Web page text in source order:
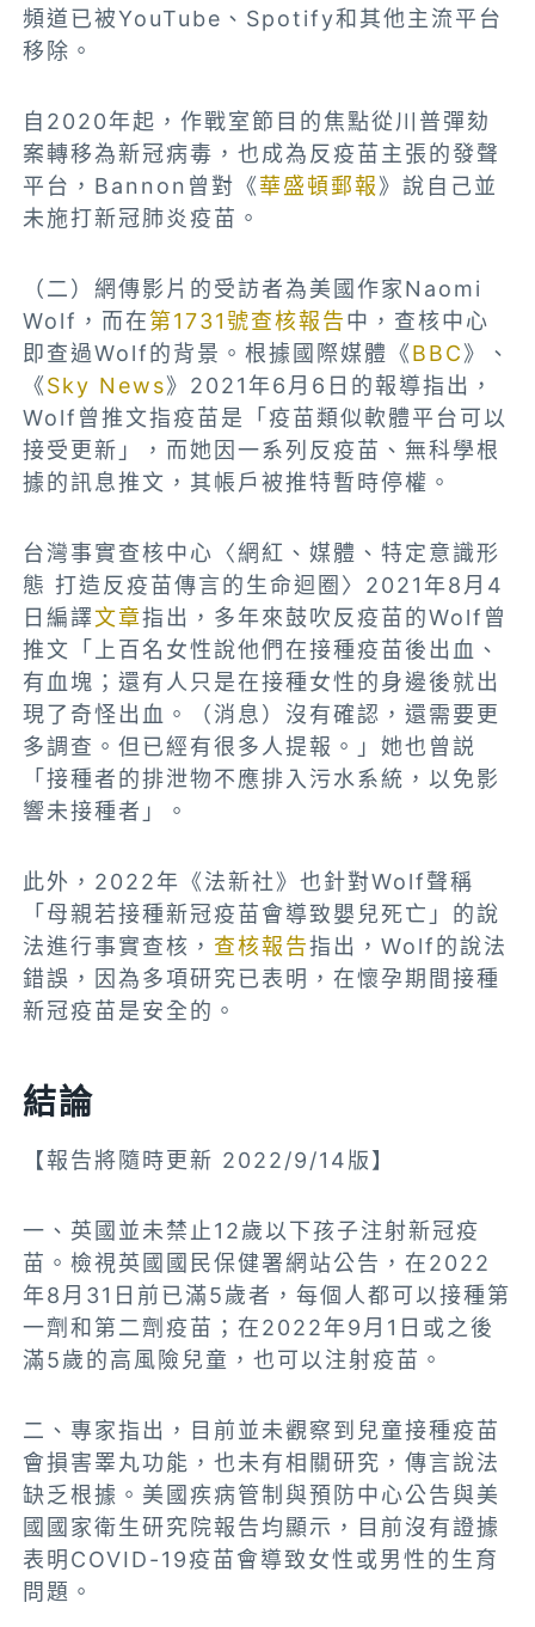
頻道已被YouTube、Spotify和其他主流平台
移除。
自2020年起，作戰室節目的焦點從川普彈劾
案轉移為新冠病毒，也成為反疫苗主張的發聲
平台，Bannon曾對《華盛頓郵報》說自己並
未施打新冠肺炎疫苗。
（二）網傳影片的受訪者為美國作家Naomi
Wolf，而在第1731號查核報告中，查核中心
即查過Wolf的背景。根據國際媒體《BBC》、
《Sky News》2021年6月6日的報導指出，
Wolf 曾推文指疫苗是「疫苗類似軟體平台可以
接受更新」，而她因一系列反疫苗、無科學根
據的訊息推文，其帳戶被推特暫時停權。
台灣事實查核中心〈網紅、媒體、特定意識形
態 打造反疫苗傳言的生命迴圈〉2021年8月4
日編譯文章指出，多年來鼓吹反疫苗的Wolf 曾
推文「上百名女性說他們在接種疫苗後出血、
有血塊；還有人只是在接種女性的身邊後就出
現了奇怪出血。（消息）沒有確認，還需要更
多調查。但已經有很多人提報。」她也曾説
「接種者的排泄物不應排入污水系統，以免影
響未接種者」。
此外，2022年《法新社》也針對Wolf聲稱
「母親若接種新冠疫苗會導致嬰兒死亡」的說
法進行事實查核， 查核報告指出，Wolf的說法
錯誤，因為多項研究已表明，在懷孕期間接種
新冠疫苗是安全的。
結論
【報告將隨時更新 2022/9/14版】
一、英國並未禁止12歲以下孩子注射新冠疫
苗。檢視英國國民保健署網站公告，在2022
年8月31日前已滿5歲者，每個人都可以接種第
一劑和第二劑疫苗；在2022年9月1日或之後
滿5歲的高風險兒童，也可以注射疫苗。
二、專家指出，目前並未觀察到兒童接種疫苗
會損害睪丸功能，也未有相關研究，傳言說法
缺乏根據。美國疾病管制與預防中心公告與美
國國家衛生研究院報告均顯示，目前沒有證據
表明COVID-19疫苗會導致女性或男性的生育
問題。